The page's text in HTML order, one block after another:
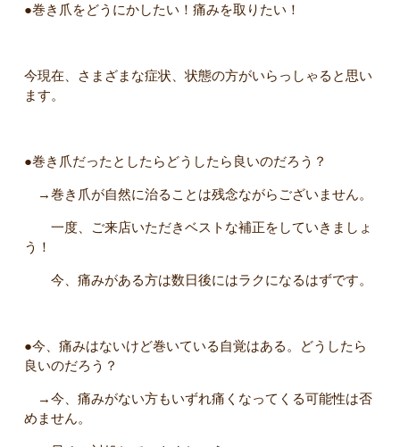
●巻き爪をどうにかしたい！痛みを取りたい！
今現在、さまざまな症状、状態の方がいらっしゃると思い
ます。
●巻き爪だったとしたらどうしたら良いのだろう？
→巻き爪が自然に治ることは残念ながらございません。
一度、ご来店いただきベストな補正をしていきましょ
う！
今、痛みがある方は数日後にはラクになるはずです。
●今、痛みはないけど巻いている自覚はある。どうしたら
良いのだろう？
→今、痛みがない方もいずれ痛くなってくる可能性は否
めません。